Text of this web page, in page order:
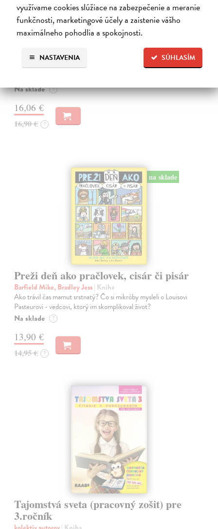
využívame cookies slúžiace na zabezpečenie a meranie
funkčnosti, marketingové účely a zaistenie vášho
maximálneho pohodlia a spokojnosti.
SÚHLASÍM
NASTAVENIA
Japonsko. Krajina vychádzajúceho slnka
Pauluth Josephine, Bohnke Christin| Kniha
V tejto nádherne ilustrovanej publikácii spoznáte japonské zvyky,
tradície a mnohé iné zaujímavosti Krajina vychádzajúceho slnka už
dlho fascinuje ľudí z celého sveta jedinečnou kultúrou a prírodou,
Na sklade ?
16,06 €
16,90 € ?
na sklade
Preži deň ako pračlovek, cisár či pisár
Barfield Mike, Bradley Jess| Kniha
Ako trávil čas mamut srstnatý? Čo si mikróby mysleli o Louisovi
Pasteurovi - vedcovi, ktorý im skomplikoval život?
Na sklade ?
13,90 €
14,95 € ?
Tajomstvá sveta (pracovný zošit) pre
3.ročník